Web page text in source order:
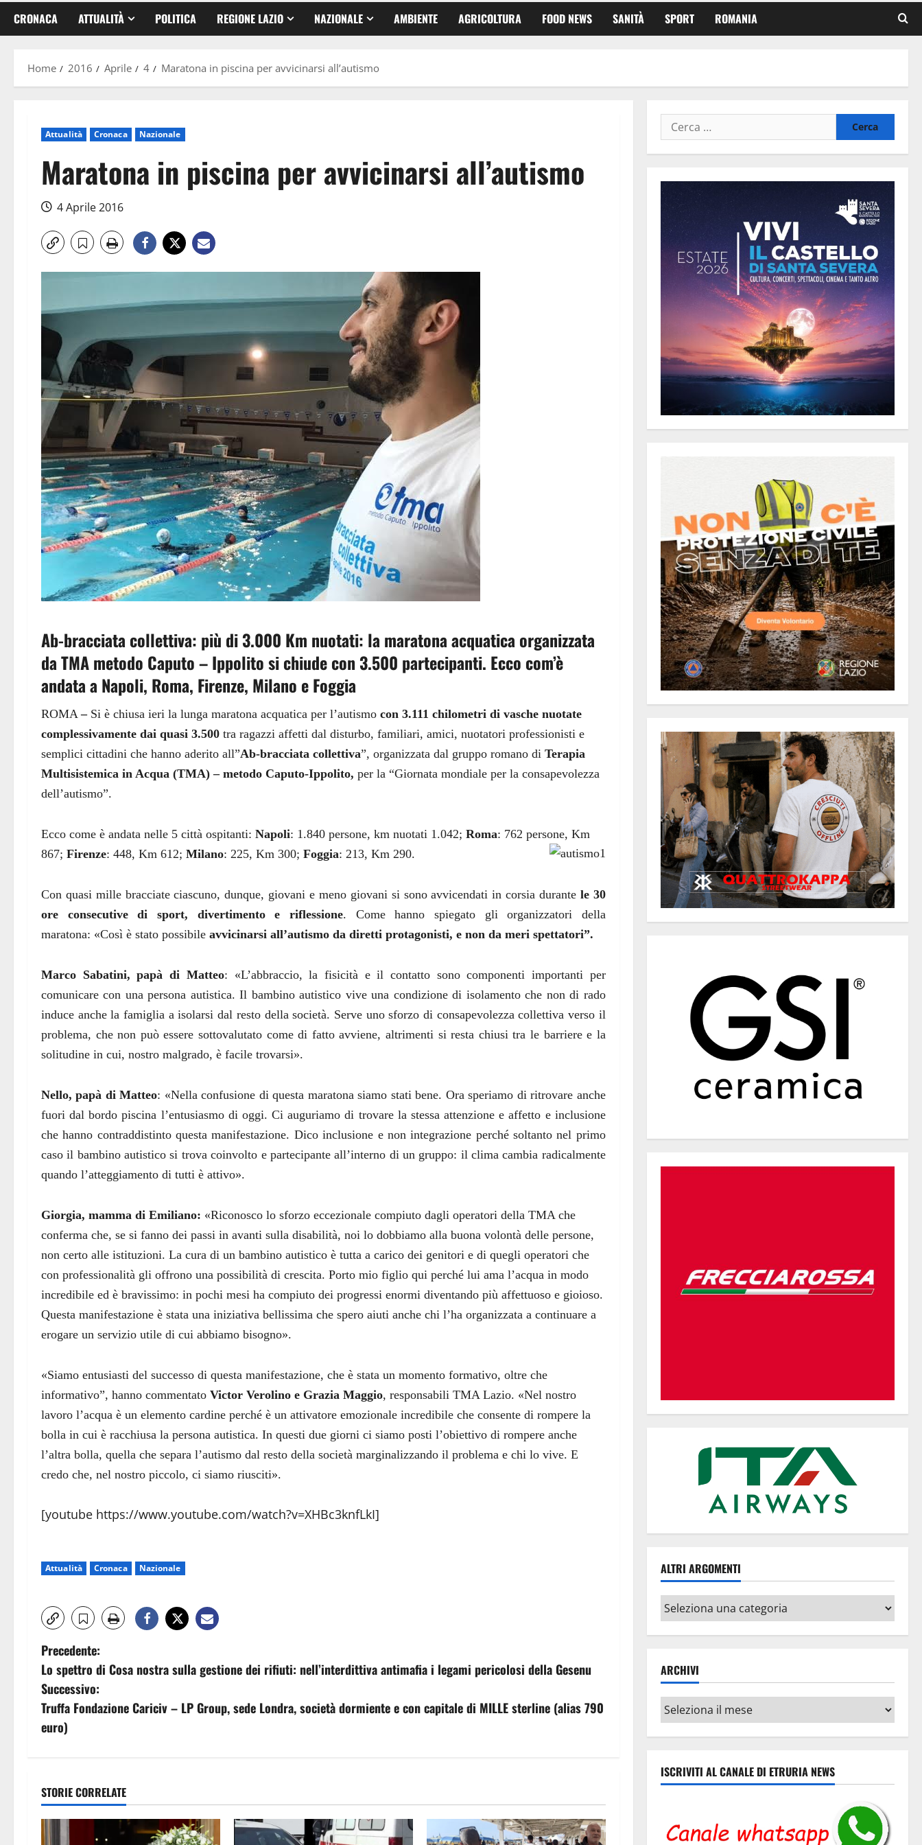
CRONACA ATTUALITÀ POLITICA REGIONE LAZIO NAZIONALE AMBIENTE AGRICOLTURA FOOD NEWS SANITÀ SPORT ROMANIA
Home 2016 Aprile 4 Maratona in piscina per avvicinarsi all’autismo
Attualità Cronaca Nazionale
Maratona in piscina per avvicinarsi all’autismo
4 Aprile 2016
Ab-bracciata collettiva: più di 3.000 Km nuotati: la maratona acquatica organizzata
da TMA metodo Caputo – Ippolito si chiude con 3.500 partecipanti. Ecco com’è
andata a Napoli, Roma, Firenze, Milano e Foggia
ROMA–Si è chiusa ieri la lunga maratona acquatica per l’autismo con 3.111 chilometri di vasche nuotate
complessivamente dai quasi 3.500 tra ragazzi affetti dal disturbo, familiari, amici, nuotatori professionisti e
semplici cittadini che hanno aderito all”Ab-bracciata collettiva”, organizzata dal gruppo romano di Terapia
Multisistemica in Acqua (TMA) – metodo Caputo-Ippolito, per la “Giornata mondiale per la consapevolezza
dell’autismo”.
Ecco come è andata nelle 5 città ospitanti: Napoli: 1.840 persone, km nuotati 1.042; Roma: 762 persone, Km
867; Firenze: 448, Km 612; Milano: 225, Km 300; Foggia: 213, Km 290.
Con quasi mille bracciate ciascuno, dunque, giovani e meno giovani si sono avvicendati in corsia durante le 30
ore consecutive di sport, divertimento e riflessione. Come hanno spiegato gli organizzatori della
maratona: «Così è stato possibile avvicinarsi all’autismo da diretti protagonisti, e non da meri spettatori”.
Marco Sabatini, papà di Matteo: «L’abbraccio, la fisicità e il contatto sono componenti importanti per
comunicare con una persona autistica. Il bambino autistico vive una condizione di isolamento che non di rado
induce anche la famiglia a isolarsi dal resto della società. Serve uno sforzo di consapevolezza collettiva verso il
problema, che non può essere sottovalutato come di fatto avviene, altrimenti si resta chiusi tra le barriere e la
solitudine in cui, nostro malgrado, è facile trovarsi».
Nello, papà di Matteo: «Nella confusione di questa maratona siamo stati bene. Ora speriamo di ritrovare anche
fuori dal bordo piscina l’entusiasmo di oggi. Ci auguriamo di trovare la stessa attenzione e affetto e inclusione
che hanno contraddistinto questa manifestazione. Dico inclusione e non integrazione perché soltanto nel primo
caso il bambino autistico si trova coinvolto e partecipante all’interno di un gruppo: il clima cambia radicalmente
quando l’atteggiamento di tutti è attivo».
Giorgia, mamma di Emiliano: «Riconosco lo sforzo eccezionale compiuto dagli operatori della TMA che
conferma che, se si fanno dei passi in avanti sulla disabilità, noi lo dobbiamo alla buona volontà delle persone,
non certo alle istituzioni. La cura di un bambino autistico è tutta a carico dei genitori e di quegli operatori che
con professionalità gli offrono una possibilità di crescita. Porto mio figlio qui perché lui ama l’acqua in modo
incredibile ed è bravissimo: in pochi mesi ha compiuto dei progressi enormi diventando più affettuoso e gioioso.
Questa manifestazione è stata una iniziativa bellissima che spero aiuti anche chi l’ha organizzata a continuare a
erogare un servizio utile di cui abbiamo bisogno».
«Siamo entusiasti del successo di questa manifestazione, che è stata un momento formativo, oltre che
informativo”, hanno commentato Victor Verolino e Grazia Maggio, responsabili TMA Lazio. «Nel nostro
lavoro l’acqua è un elemento cardine perché è un attivatore emozionale incredibile che consente di rompere la
bolla in cui è racchiusa la persona autistica. In questi due giorni ci siamo posti l’obiettivo di rompere anche
l’altra bolla, quella che separa l’autismo dal resto della società marginalizzando il problema e chi lo vive. E
credo che, nel nostro piccolo, ci siamo riusciti».
[youtube https://www.youtube.com/watch?v=XHBc3knfLkI]
Attualità Cronaca Nazionale
N
a
v
i
a
z
Precedente:
Lo spettro di Cosa nostra sulla gestione dei rifiuti: nell’interdittiva antimafia i legami pericolosi della Gesenu
Successivo:
Truffa Fondazione Cariciv – LP Group, sede Londra, società dormiente e con capitale di MILLE sterline (alias 790
euro)
STORIE CORRELATE
Ricerca
per:
ALTRI ARGOMENTI
Altri
argomenti
ARCHIVI
Archivi
ISCRIVITI AL CANALE DI ETRURIA NEWS